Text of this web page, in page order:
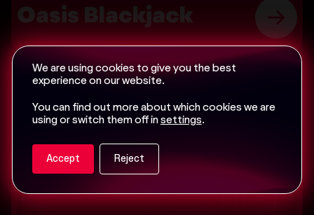
Oasis Blackjack
We are using cookies to give you the best
experience on our website.
You can find out more about which cookies we are
using or switch them off in settings.
Accept Reject